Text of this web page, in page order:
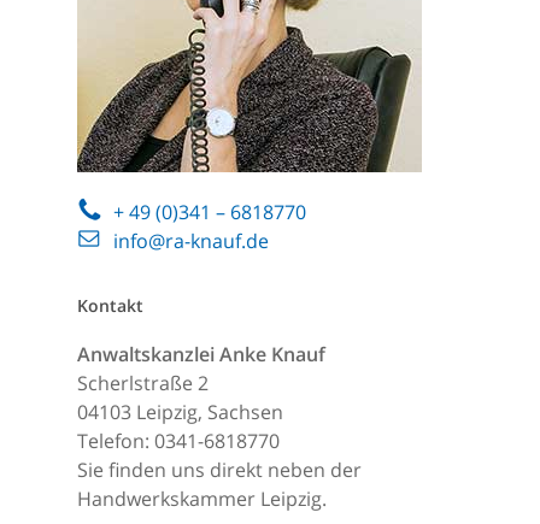
+ 49 (0)341 – 6818770
info@ra-knauf.de
Kontakt
Anwaltskanzlei Anke Knauf
Scherlstraße 2
04103 Leipzig, Sachsen
Telefon: 0341-6818770
Sie finden uns direkt neben der
Handwerkskammer Leipzig.